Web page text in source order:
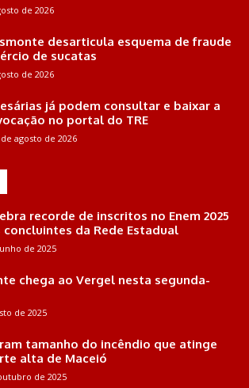
de 2026
desarticula esquema de fraude
de sucatas
de 2026
já podem consultar e baixar a
no portal do TRE
de agosto de 2026
recorde de inscritos no Enem 2025
concluintes da Rede Estadual
de 2025
chega ao Vergel nesta segunda-
de 2025
tamanho do incêndio que atinge
alta de Maceió
de 2025